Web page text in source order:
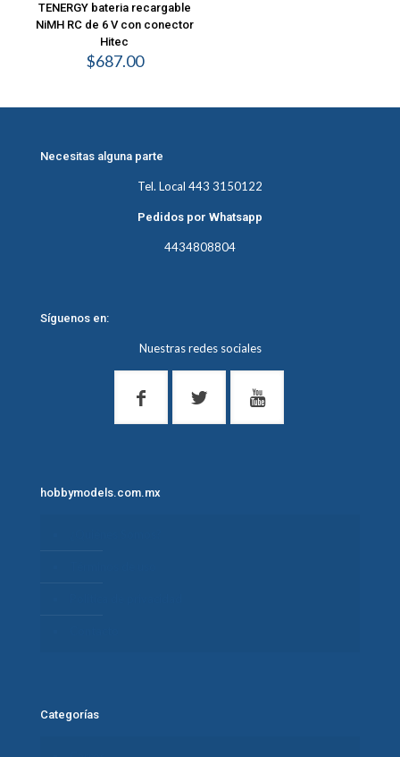
TENERGY bateria recargable
NiMH RC de 6 V con conector
Hitec
$687.00
Necesitas alguna parte
Tel. Local 443 3150122
Pedidos por Whatsapp
4434808804
Síguenos en:
Nuestras redes sociales
hobbymodels.com.mx
Categorías